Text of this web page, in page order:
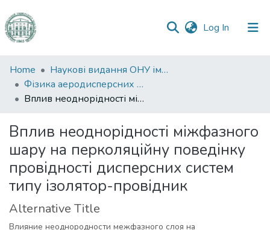
Log In (current)
Communities
&
Collections
Statistics
Home
Наукові видання ОНУ імені І. І. Мечникова
Фізика аеродисперсних систем
Вплив неоднорідності міжфазного шару на перколяційну поведінку провідності дисперсних систем типу ізолятор-провідник
Вплив неоднорідності міжфазного
шару на перколяційну поведінку
провідності дисперсних систем
типу ізолятор-провідник
Alternative Title
Влияние неоднородности межфазного слоя на